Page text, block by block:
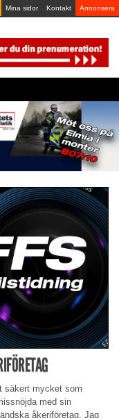
Mina sidor Kontakt Annonsera
säkert mycket som
med sin
åkeriföretag. Jag